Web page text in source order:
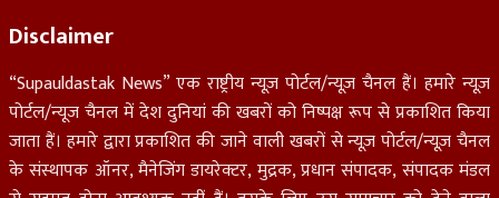
Disclaimer
“Supauldastak News” एक राष्ट्रीय न्यूज़ पोर्टल/न्यूज़ चैनल हैं। हमारे न्यूज़
पोर्टल/न्यूज चैनल में देश दुनियां की खबरों को निष्पक्ष रूप से प्रकाशित किया
जाता हैं। हमारे द्वारा प्रकाशित की जाने वाली खबरों से न्यूज़ पोर्टल/न्यूज़ चैनल
के संस्थापक ऑनर, मैनेजिंग डायरेक्टर, मुद्रक, प्रधान संपादक, संपादक मंडल